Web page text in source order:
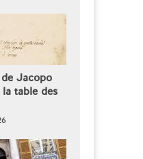
de Jacopo
table des